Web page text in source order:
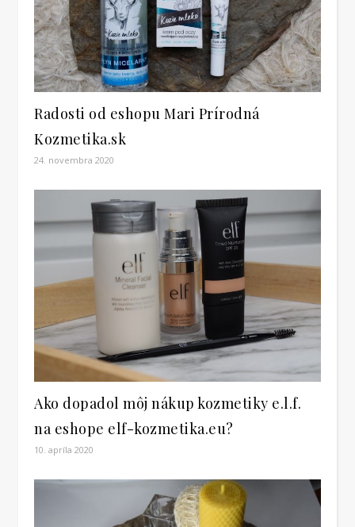
Radosti od eshopu Mari Prírodná
Kozmetika.sk
24. novembra 2020
Ako dopadol môj nákup kozmetiky e.l.f.
na eshope elf-kozmetika.eu?
10. apríla 2020